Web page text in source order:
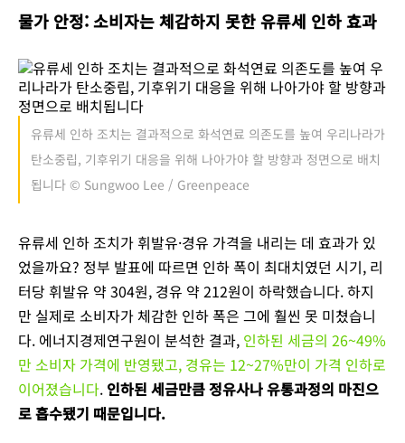
물가 안정: 소비자는 체감하지 못한 유류세 인하 효과
유류세 인하 조치는 결과적으로 화석연료 의존도를 높여 우리나라가
탄소중립, 기후위기 대응을 위해 나아가야 할 방향과 정면으로 배치
됩니다 © Sungwoo Lee / Greenpeace
유류세 인하 조치가 휘발유·경유 가격을 내리는 데 효과가 있
었을까요? 정부 발표에 따르면 인하 폭이 최대치였던 시기, 리
터당 휘발유 약 304원, 경유 약 212원이 하락했습니다. 하지
만 실제로 소비자가 체감한 인하 폭은 그에 훨씬 못 미쳤습니
다. 에너지경제연구원이 분석한 결과, 인하된 세금의 26~49%
만 소비자 가격에 반영됐고, 경유는 12~27%만이 가격 인하로
이어졌습니다. 인하된 세금만큼 정유사나 유통과정의 마진으
로 흡수됐기 때문입니다.